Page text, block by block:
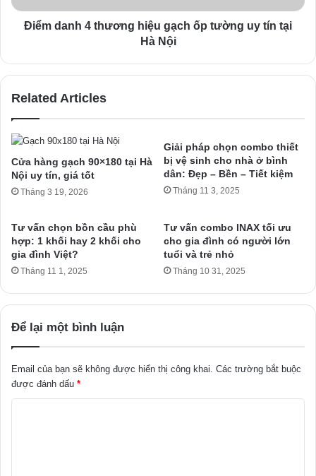
Điểm danh 4 thương hiệu gạch ốp tường uy tín tại
Hà Nội
Related Articles
Cửa hàng gạch 90×180 tại Hà
Nội uy tín, giá tốt
Tháng 3 19, 2026
Giải pháp chọn combo thiết
bị vệ sinh cho nhà ở bình
dân: Đẹp – Bền – Tiết kiệm
Tháng 11 3, 2025
Tư vấn chọn bồn cầu phù
hợp: 1 khối hay 2 khối cho
gia đình Việt?
Tháng 11 1, 2025
Tư vấn combo INAX tối ưu
cho gia đình có người lớn
tuổi và trẻ nhỏ
Tháng 10 31, 2025
Để lại một bình luận
Email của bạn sẽ không được hiển thị công khai. Các trường bắt buộc
được đánh dấu *